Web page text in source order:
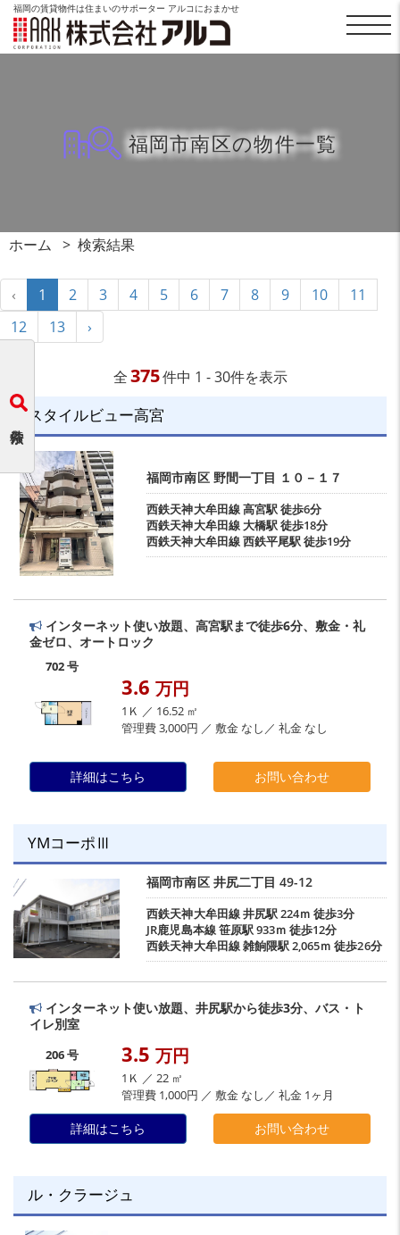
福岡の賃貸物件は住まいのサポーター アルコにおまかせ
福岡市南区の物件一覧
ホーム 検索結果
‹ 1 2 3 4 5 6 7 8 9 10
11
12
13 ›
全375件中 1 - 30件を表示
スタイルビュー高宮
福岡市南区 野間一丁目 １０－１７
西鉄天神大牟田線高宮駅徒歩6分
西鉄天神大牟田線大橋駅徒歩18分
西鉄天神大牟田線西鉄平尾駅徒歩19分
インターネット使い放題、高宮駅まで徒歩6分、敷金・礼
金ゼロ、オートロック
702 号
3.6 万円
1Ｋ ／ 16.52 ㎡
管理費 3,000円 ／ 敷金 なし／ 礼金 なし
詳細はこちら お問い合わせ
YMコーポⅢ
福岡市南区 井尻二丁目 49-12
西鉄天神大牟田線井尻駅224ｍ 徒歩3分
JR鹿児島本線笹原駅933ｍ 徒歩12分
西鉄天神大牟田線雑餉隈駅2,065ｍ 徒歩26分
インターネット使い放題、井尻駅から徒歩3分、バス・ト
イレ別室
206 号 3.5 万円
1Ｋ ／ 22 ㎡
管理費 1,000円 ／ 敷金 なし／ 礼金 1ヶ月
詳細はこちら お問い合わせ
ル・クラージュ